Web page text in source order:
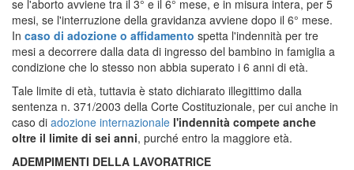
se l'aborto avviene tra il 3° e il 6° mese, e in misura intera, per 5
mesi, se l'interruzione della gravidanza avviene dopo il 6° mese.
In caso di adozione o affidamento spetta l'indennità per tre
mesi a decorrere dalla data di ingresso del bambino in famiglia a
condizione che lo stesso non abbia superato i 6 anni di età.
Tale limite di età, tuttavia è stato dichiarato illegittimo dalla
sentenza n. 371/2003 della Corte Costituzionale, per cui anche in
caso di adozione internazionale l'indennità compete anche
oltre il limite di sei anni, purché entro la maggiore età.
ADEMPIMENTI DELLA LAVORATRICE